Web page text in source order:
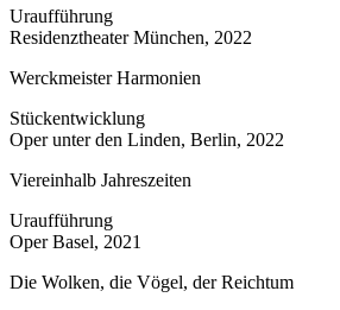
Uraufführung
Residenztheater München, 2022
Werckmeister Harmonien
Stückentwicklung
Oper unter den Linden, Berlin, 2022
Viereinhalb Jahreszeiten
Uraufführung
Oper Basel, 2021
Die Wolken, die Vögel, der Reichtum